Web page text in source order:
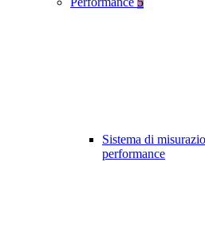
Sistema di
performance